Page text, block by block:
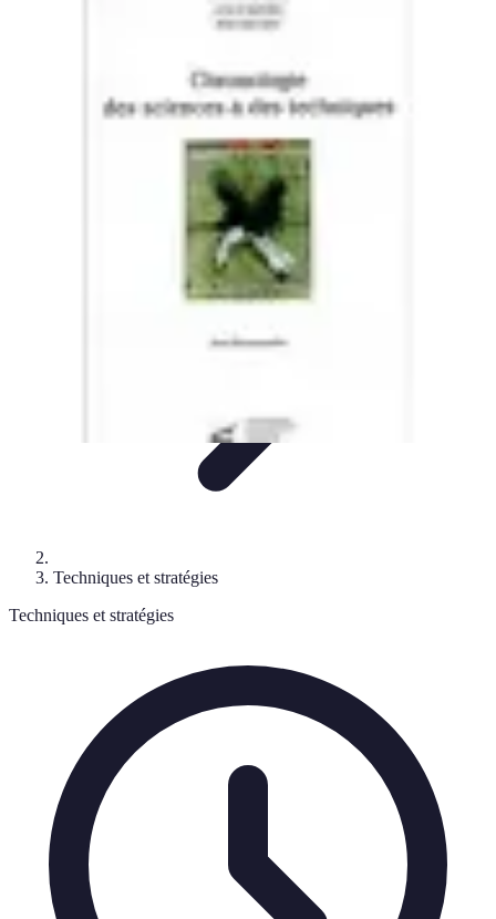
Tout sur le Padel
Techniques et stratégies
Techniques et stratégies